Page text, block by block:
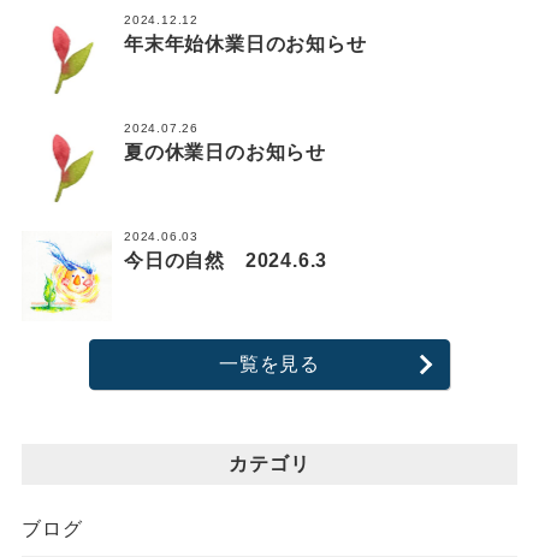
2024.12.12
年末年始休業日のお知らせ
2024.07.26
夏の休業日のお知らせ
2024.06.03
今日の自然 2024.6.3
一覧を見る
カテゴリ
ブログ